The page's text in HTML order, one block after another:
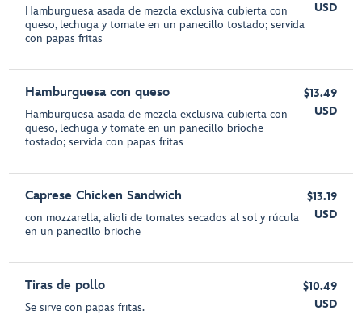
Hamburguesa asada de mezcla exclusiva cubierta con
queso, lechuga y tomate en un panecillo tostado; servida
con papas fritas
USD
Hamburguesa con queso
Hamburguesa asada de mezcla exclusiva cubierta con
queso, lechuga y tomate en un panecillo brioche
tostado; servida con papas fritas
$13.49
USD
Caprese Chicken Sandwich
con mozzarella, alioli de tomates secados al sol y rúcula
en un panecillo brioche
$13.19
USD
Tiras de pollo
Se sirve con papas fritas.
$10.49
USD